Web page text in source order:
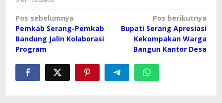
Navigasi
pos
Pos sebelumnya
Pemkab Serang-Pemkab
Bandung Jalin Kolaborasi
Program
Pos berikutnya
Bupati Serang Apresiasi
Kekompakan Warga
Bangun Kantor Desa